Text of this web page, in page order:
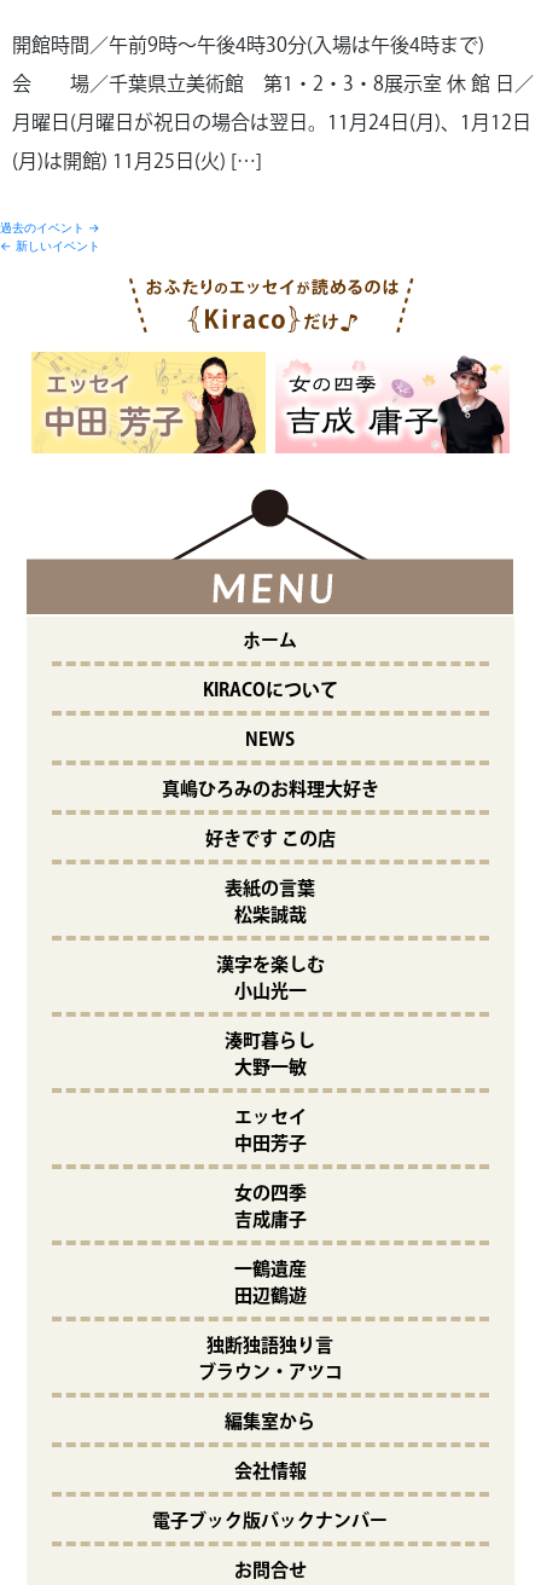
開館時間／午前9時〜午後4時30分(入場は午後4時まで)
会 場／千葉県立美術館 第1・2・3・8展示室 休 館 日／
月曜日(月曜日が祝日の場合は翌日。11月24日(月)、1月12日
(月)は開館) 11月25日(火) […]
過去のイベント →
← 新しいイベント
ホーム
KIRACOについて
NEWS
真嶋ひろみのお料理大好き
好きです この店
表紙の言葉
松柴誠哉
漢字を楽しむ
小山光一
湊町暮らし
大野一敏
エッセイ
中田芳子
女の四季
吉成庸子
一鶴遺産
田辺鶴遊
独断独語独り言
ブラウン・アツコ
編集室から
会社情報
電子ブック版バックナンバー
お問合せ